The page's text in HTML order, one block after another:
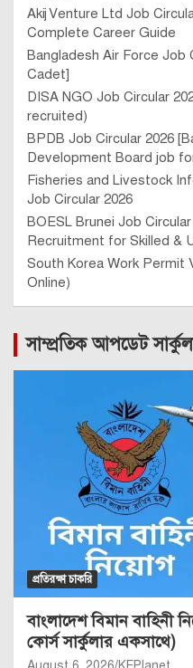
Akij Venture Ltd Job
Complete Career Guide
Bangladesh Air Force Job
Cadet]
DISA NGO Job Circular
recruited)
BPDB Job Circular 2026
Development Board job
Fisheries and Livestock
Job Circular 2026
BOESL Brunei Job
Recruitment for Skilled &
South Korea Work Permit
Online)
সাম্প্রতিক আপডেট
প্রতিরক্ষা চাকরি
বাংলাদেশ বিমান বাহিনী
কোর্স সার্কুলার একসাথে)